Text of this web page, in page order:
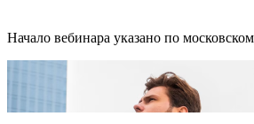
Начало вебинара указано по